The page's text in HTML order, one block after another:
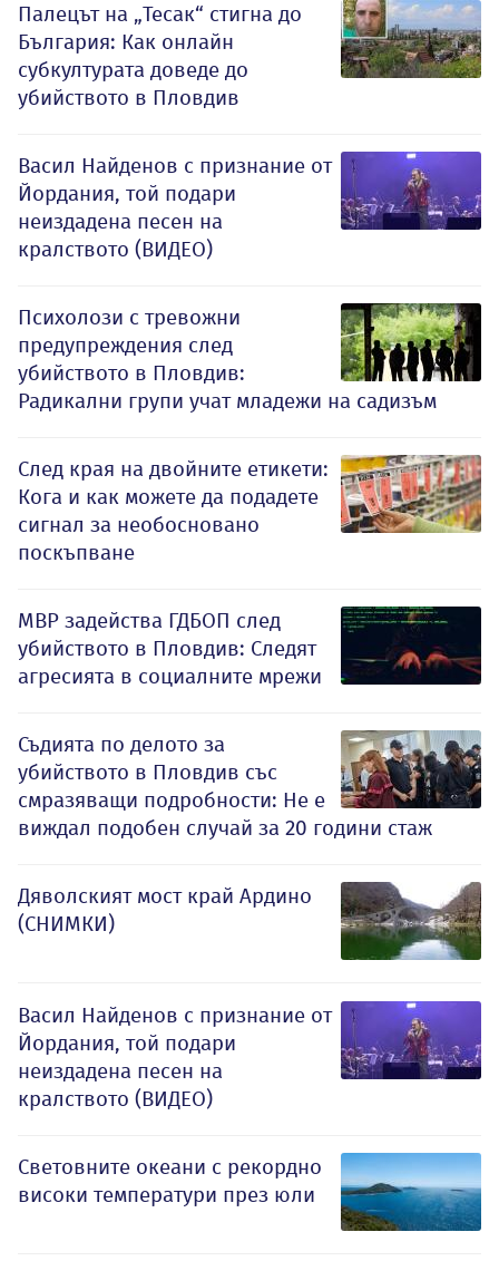
Палецът на „Тесак“ стигна до
България: Как онлайн
субкултурата доведе до
убийството в Пловдив
Васил Найденов с признание от
Йордания, той подари
неиздадена песен на
кралството (ВИДЕО)
Психолози с тревожни
предупреждения след
убийството в Пловдив:
Радикални групи учат младежи на садизъм
След края на двойните етикети:
Кога и как можете да подадете
сигнал за необосновано
поскъпване
МВР задейства ГДБОП след
убийството в Пловдив: Следят
агресията в социалните мрежи
Съдията по делото за
убийството в Пловдив със
смразяващи подробности: Не е
виждал подобен случай за 20 години стаж
Дяволският мост край Ардино
(СНИМКИ)
Васил Найденов с признание от
Йордания, той подари
неиздадена песен на
кралството (ВИДЕО)
Световните океани с рекордно
високи температури през юли